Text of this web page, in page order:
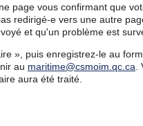
page vous confirmant que
redirigé-e vers une autre
et qu'un problème est
», puis enregistrez-le au
au maritime@csmoim.qc.ca
aura été traité.